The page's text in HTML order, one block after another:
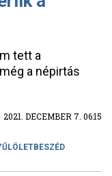
tett a
a népirtás
2021. DECEMBER 7. 06:15